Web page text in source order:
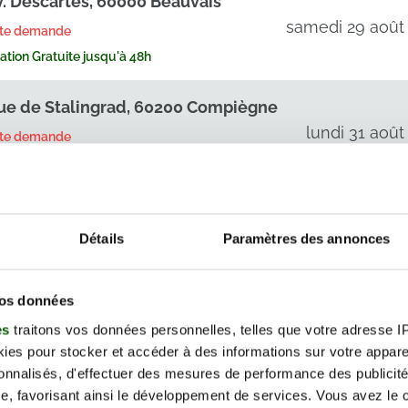
Détails Paramètres des annonces
données
traitons vos données personnelles, telles que votre adresse
pour stocker et accéder à des informations sur votre
d'effectuer des mesures de performance des
favorisant ainsi le développement de services. Vous avez le
demande
Gratuite jusqu'à 48h
samedi 29 août
de Stalingrad, 60200 Compiègne
demande
lundi 31 août
Saint-Lazare, 60800 Crépy-en-
demande
Gratuite jusqu'à 48h
jeudi 03
Tillet, 60180 Nogent-sur-
demande
samedi 05
2026